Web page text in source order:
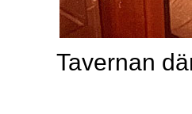
Tavernan